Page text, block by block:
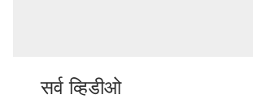
सर्व व्हिडीओ